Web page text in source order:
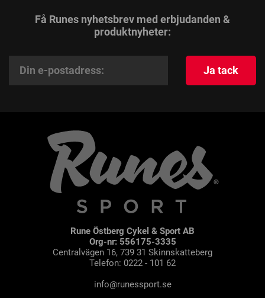
Få Runes nyhetsbrev med erbjudanden &
produktnyheter:
Ja tack
Rune Östberg Cykel & Sport AB
Org-nr: 556175-3335
Centralvägen 16, 739 31 Skinnskatteberg
Telefon: 0222 - 101 62
info@runessport.se